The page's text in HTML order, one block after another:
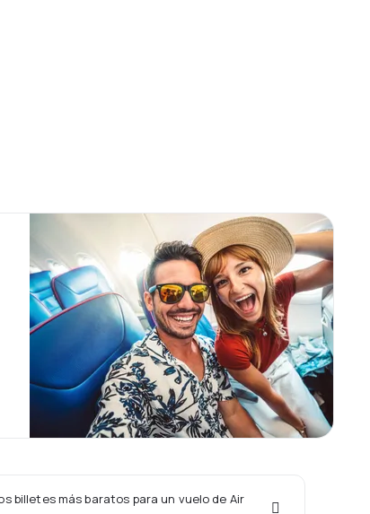
billetes más baratos para un vuelo de Air